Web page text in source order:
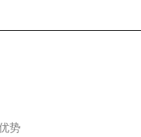
势